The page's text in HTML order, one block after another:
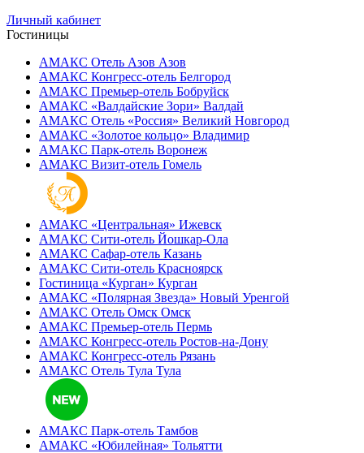
Личный кабинет
Гостиницы
АМАКС Отель ‎Азов Азов
АМАКС Конгресс-отель Белгород
АМАКС Премьер-отель Бобруйск
АМАКС «‎Валдайские Зори» Валдай
АМАКС Отель «‎Россия» Великий Новгород
АМАКС «‎Золотое кольцо» Владимир
АМАКС Парк-отель Воронеж
АМАКС Визит-отель Гомель
АМАКС «‎Центральная» Ижевск
АМАКС Сити-отель Йошкар-Ола
АМАКС Сафар-отель Казань
АМАКС Сити-отель Красноярск
Гостиница «‎Курган» Курган
АМАКС «Полярная Звезда» Новый Уренгой
АМАКС Отель ‎Омск Омск
АМАКС Премьер-отель Пермь
АМАКС Конгресс-отель Ростов-на-Дону
АМАКС Конгресс-отель Рязань
АМАКС Отель Тула Тула
АМАКС Парк-отель Тамбов
АМАКС «‎Юбилейная» Тольятти